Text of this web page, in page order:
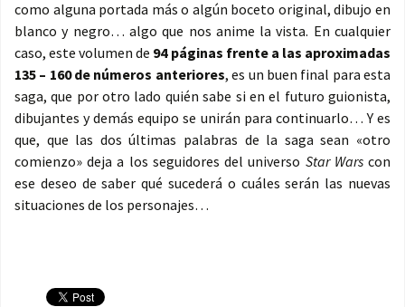
como alguna portada más o algún boceto original, dibujo en
blanco y negro… algo que nos anime la vista. En cualquier
caso, este volumen de 94 páginas frente a las aproximadas
135 – 160 de números anteriores, es un buen final para esta
saga, que por otro lado quién sabe si en el futuro guionista,
dibujantes y demás equipo se unirán para continuarlo… Y es
que, que las dos últimas palabras de la saga sean «otro
comienzo» deja a los seguidores del universo Star Warscon
ese deseo de saber qué sucederá o cuáles serán las nuevas
situaciones de los personajes…